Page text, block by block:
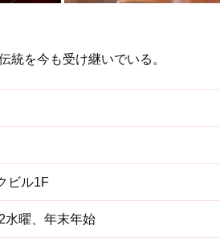
統を今も受け継いでいる。
ビル1F
水曜、年末年始